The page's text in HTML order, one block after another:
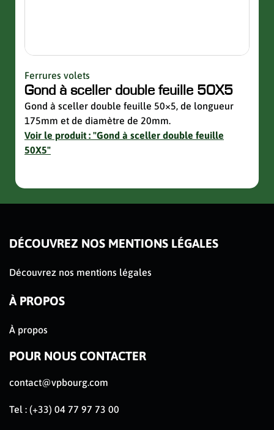
Ferrures volets
Gond à sceller double feuille 50X5
Gond à sceller double feuille 50×5, de longueur
175mm et de diamètre de 20mm.
Voir le produit : "Gond à sceller double feuille
50X5"
DÉCOUVREZ NOS MENTIONS LÉGALES
Découvrez nos mentions légales
À PROPOS
À propos
POUR NOUS CONTACTER
contact@vpbourg.com
Tel : (+33) 04 77 97 73 00